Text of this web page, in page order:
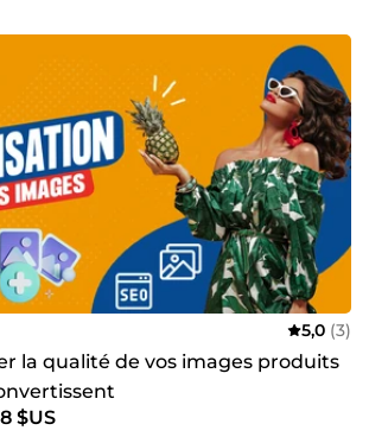
adaptée Concrétiser vos idées en
aujourd’hui
projet et obtenir un devis
propulsons votre business vers de
! 🎉 Ne laissez plus vos concurrents
le moment de passer à l’action !
5,0 (3)
la qualité de vos images produits
$US